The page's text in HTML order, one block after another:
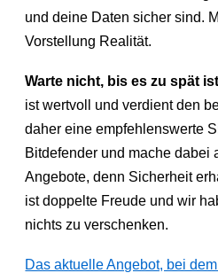
und deine Daten sicher sind.
Vorstellung Realität.
Warte nicht, bis es zu spät
ist wertvoll und verdient den
daher eine empfehlenswerte
Bitdefender und mache dabei
Angebote, denn Sicherheit
ist doppelte Freude und wir
nichts zu verschenken.
Das aktuelle Angebot, bei